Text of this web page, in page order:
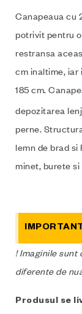
Canapeaua cu
potrivit pentru
restransa
cm inaltime, iar
185 cm.
depozitarea
perne.
lemn de brad si
minet, burete
IMPORTANT
! Imaginile sunt
diferente de
Produsul se